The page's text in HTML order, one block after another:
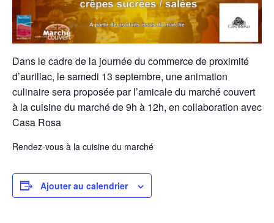
Dans le cadre de la journée du commerce de proximité
d’aurillac, le samedi 13 septembre, une animation
culinaire sera proposée par l’amicale du marché couvert
à la cuisine du marché de 9h à 12h, en collaboration avec
Casa Rosa
Rendez-vous à la cuisine du marché
Ajouter au calendrier